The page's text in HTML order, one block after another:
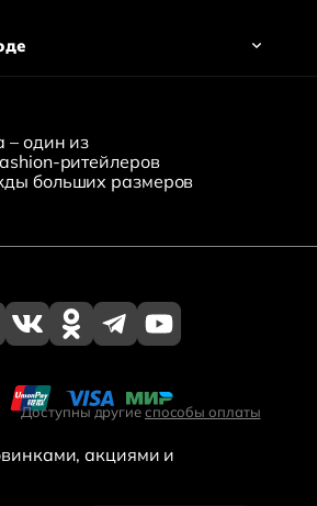
– один из
ритейлеров
больших размеров
акциями и
Доступны другиеспособы оплаты